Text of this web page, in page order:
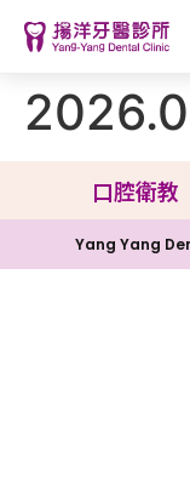
口腔衛教
Yang Yang